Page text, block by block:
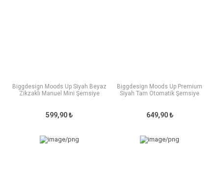
Biggdesign Moods Up Siyah Beyaz
Zikzaklı Manuel Mini Şemsiye
599,90 ₺
Biggdesign Moods Up Premium
Siyah Tam Otomatik Şemsiye
649,90 ₺